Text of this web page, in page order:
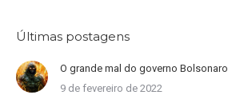
Últimas postagens
O grande mal do governo Bolsonaro
9 de fevereiro de 2022